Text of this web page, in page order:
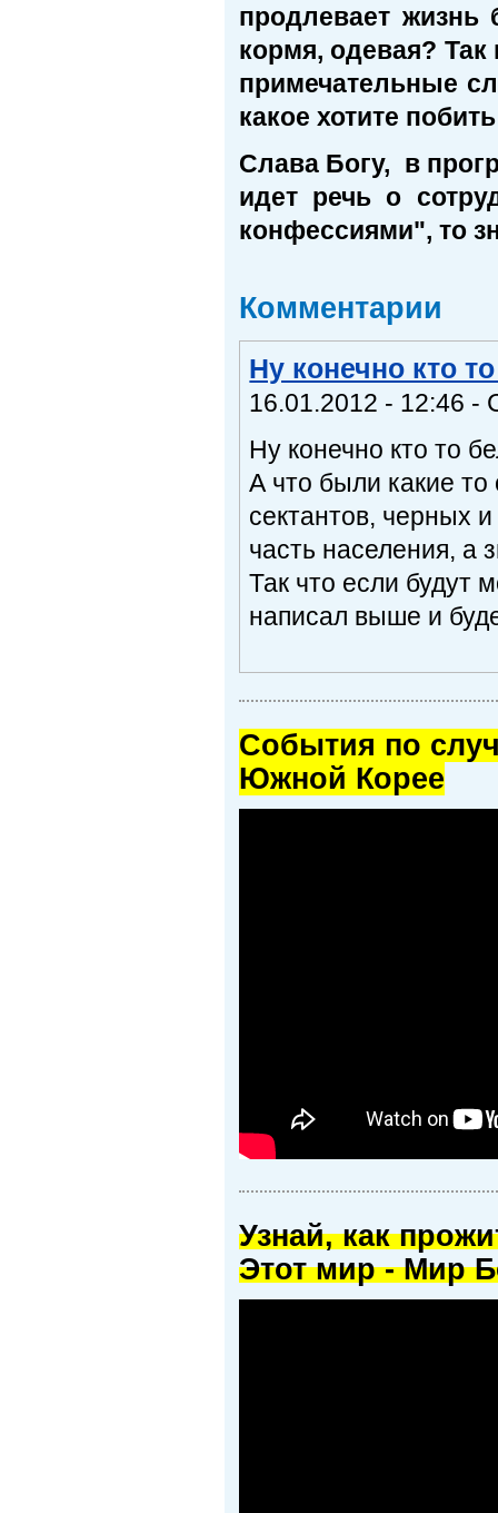
продлевает жизнь
кормя, одевая?
примечательные
какое хотите
Слава Богу, в
идет речь о
конфессиями", то
Комментарии
Ну конечно кто
16.01.2012 - 12:46 -
Ну конечно кто то
А что были какие
сектантов, черных
часть населения, а
Так что если будут
написал выше и
Cобытия по
Южной Корее
Узнай, как
Этот мир - Мир